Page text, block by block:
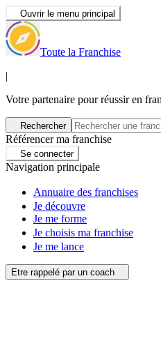
Ouvrir le menu principal
Toute la Franchise
|
Votre partenaire pour réussir en
Rechercher
Référencer ma franchise
Se connecter
Navigation principale
Annuaire des franchises
Je découvre
Je me forme
Je choisis ma franchise
Je me lance
Etre rappelé par un coach